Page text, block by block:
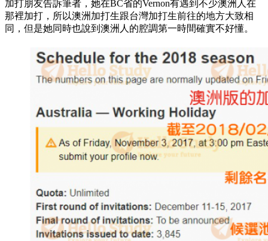
加打朋友告訴筆者，她在BC省的Vernon有遇到不少澳洲人在
那裡加打，所以澳洲加打生跟台灣加打生前往的地方大致相
同，但是她同時也說到澳洲人的腔調第一時間確實不好懂。